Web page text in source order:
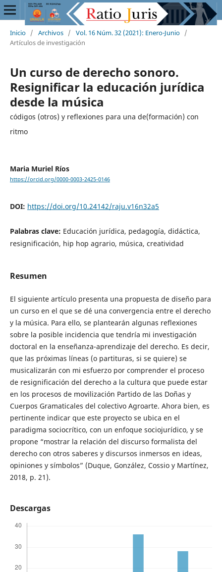
Inicio / Archivos / Vol. 16 Núm. 32 (2021): Enero-Junio /
Artículos de investigación
Un curso de derecho sonoro.
Resignificar la educación jurídica
desde la música
códigos (otros) y reflexiones para una de(formación) con
ritmo
Maria Muriel Ríos
https://orcid.org/0000-0003-2425-0146
DOI: https://doi.org/10.24142/raju.v16n32a5
Palabras clave: Educación jurídica, pedagogía, didáctica,
resignificación, hip hop agrario, música, creatividad
Resumen
El siguiente artículo presenta una propuesta de diseño para
un curso en el que se dé una convergencia entre el derecho
y la música. Para ello, se plantearán algunas reflexiones
sobre la posible incidencia que tendría mi investigación
doctoral en la enseñanza-aprendizaje del derecho. Es decir,
que las próximas líneas (o partituras, si se quiere) se
musicalizarán con mi esfuerzo por comprender el proceso
de resignificación del derecho a la cultura que puede estar
en los procesos de movilización Partido de las Doñas y
Cuerpos Gramaticales del colectivo Agroarte. Ahora bien, es
pertinente indicar que este proyecto se ubica en el
paradigma sociocrítico, con un enfoque sociojurídico, y se
propone “mostrar la relación del discurso formalista del
derecho con otros saberes y discursos inmersos en ideas,
opiniones y símbolos” (Duque, González, Cossio y Martínez,
2018, p. 21).
Descargas